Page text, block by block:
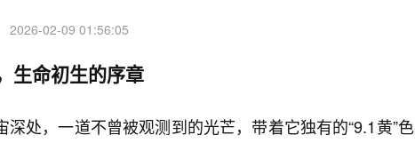
2026-02-09 01:56:05
生命初生的序章
处，一道不曾被观测到的光芒，带着它独有的“9.1黄”色